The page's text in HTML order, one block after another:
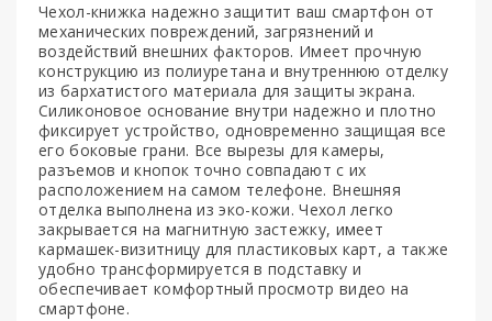
Чехол-книжка надежно защитит ваш смартфон от
механических повреждений, загрязнений и
воздействий внешних факторов. Имеет прочную
конструкцию из полиуретана и внутреннюю отделку
из бархатистого материала для защиты экрана.
Силиконовое основание внутри надежно и плотно
фиксирует устройство, одновременно защищая все
его боковые грани. Все вырезы для камеры,
разъемов и кнопок точно совпадают с их
расположением на самом телефоне. Внешняя
отделка выполнена из эко-кожи. Чехол легко
закрывается на магнитную застежку, имеет
кармашек-визитницу для пластиковых карт, а также
удобно трансформируется в подставку и
обеспечивает комфортный просмотр видео на
смартфоне.